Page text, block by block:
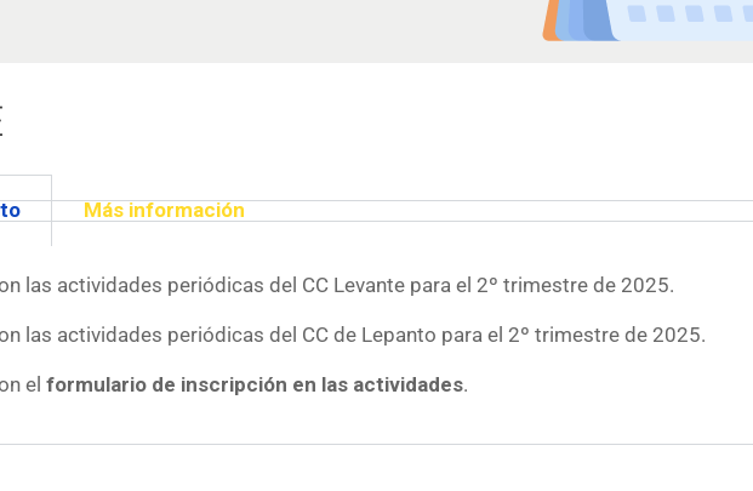
Más información
las actividades periódicas del CC Levante para el 2º trimestre de 2025.
las actividades periódicas del CC de Lepanto para el 2º trimestre de 2025.
el formulario de inscripción en las actividades.